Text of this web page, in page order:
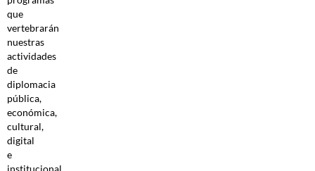
que
vertebrarán
nuestras
actividades
de
diplomacia
pública,
económica,
cultural,
digital
e